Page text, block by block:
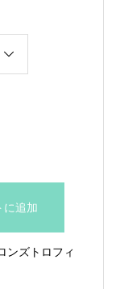
に追加
ンズトロフィ